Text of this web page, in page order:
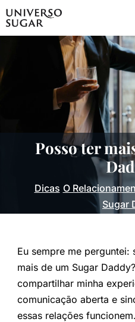
Posso ter
Dicas O
Sugar
Eu sempre me perguntei:
mais de um Sugar
compartilhar minha
comunicação aberta e
essas relações funcionem.